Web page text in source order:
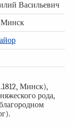
Васильевич
Минск
Минск),
рода,